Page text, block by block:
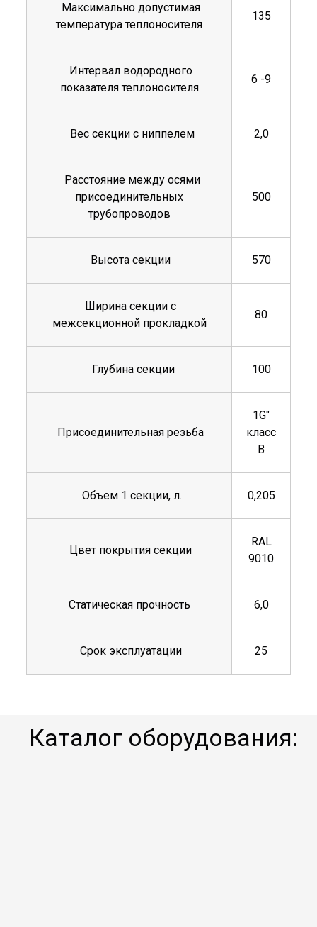
Максимально допустимая
температура теплоносителя
135
Интервал водородного
показателя теплоносителя
6 -9
Вес секции с ниппелем 2,0
Расстояние между осями
присоединительных
трубопроводов
500
Высота секции 570
Ширина секции с
межсекционной прокладкой
80
Глубина секции 100
Присоединительная резьба
1G"
класс
В
Объем 1 секции, л. 0,205
Цвет покрытия секции
RAL
9010
Статическая прочность 6,0
Срок эксплуатации 25
Каталог оборудования: